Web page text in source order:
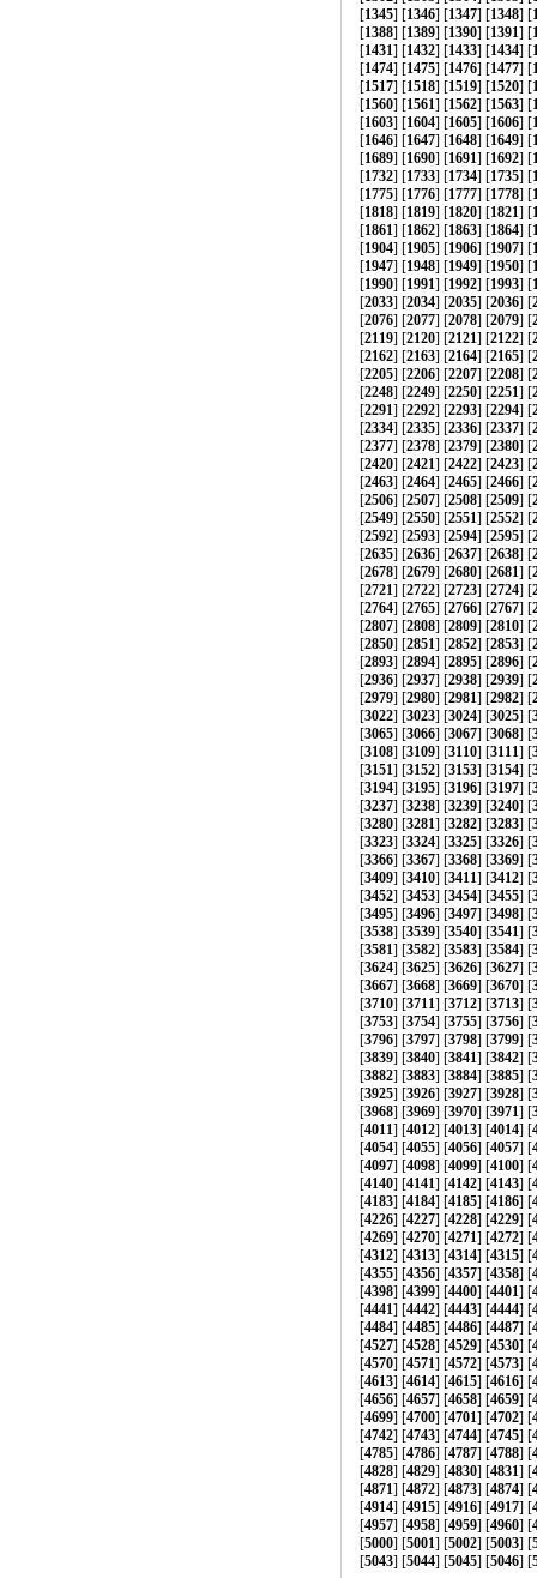
[1345] [1346] [1347] [1348] [
[1388] [1389] [1390] [1391] [
[1431] [1432] [1433] [1434] [
[1474] [1475] [1476] [1477] [
[1517] [1518] [1519] [1520] [
[1560] [1561] [1562] [1563] [
[1603] [1604] [1605] [1606] [
[1646] [1647] [1648] [1649] [
[1689] [1690] [1691] [1692] [
[1732] [1733] [1734] [1735] [
[1775] [1776] [1777] [1778] [
[1818] [1819] [1820] [1821] [
[1861] [1862] [1863] [1864] [
[1904] [1905] [1906] [1907] [
[1947] [1948] [1949] [1950] [
[1990] [1991] [1992] [1993] [
[2033] [2034] [2035] [2036] [
[2076] [2077] [2078] [2079] [
[2119] [2120] [2121] [2122] [
[2162] [2163] [2164] [2165] [
[2205] [2206] [2207] [2208] [
[2248] [2249] [2250] [2251] [
[2291] [2292] [2293] [2294] [
[2334] [2335] [2336] [2337] [
[2377] [2378] [2379] [2380] [
[2420] [2421] [2422] [2423] [
[2463] [2464] [2465] [2466] [
[2506] [2507] [2508] [2509] [
[2549] [2550] [2551] [2552] [
[2592] [2593] [2594] [2595] [
[2635] [2636] [2637] [2638] [
[2678] [2679] [2680] [2681] [
[2721] [2722] [2723] [2724] [
[2764] [2765] [2766] [2767] [
[2807] [2808] [2809] [2810] [
[2850] [2851] [2852] [2853] [
[2893] [2894] [2895] [2896] [
[2936] [2937] [2938] [2939] [
[2979] [2980] [2981] [2982] [
[3022] [3023] [3024] [3025] [
[3065] [3066] [3067] [3068] [
[3108] [3109] [3110] [3111] [
[3151] [3152] [3153] [3154] [
[3194] [3195] [3196] [3197] [
[3237] [3238] [3239] [3240] [
[3280] [3281] [3282] [3283] [
[3323] [3324] [3325] [3326] [
[3366] [3367] [3368] [3369] [
[3409] [3410] [3411] [3412] [
[3452] [3453] [3454] [3455] [
[3495] [3496] [3497] [3498] [
[3538] [3539] [3540] [3541] [
[3581] [3582] [3583] [3584] [
[3624] [3625] [3626] [3627] [
[3667] [3668] [3669] [3670] [
[3710] [3711] [3712] [3713] [
[3753] [3754] [3755] [3756] [
[3796] [3797] [3798] [3799] [
[3839] [3840] [3841] [3842] [
[3882] [3883] [3884] [3885] [
[3925] [3926] [3927] [3928] [
[3968] [3969] [3970] [3971] [
[4011] [4012] [4013] [4014] [
[4054] [4055] [4056] [4057] [
[4097] [4098] [4099] [4100] [
[4140] [4141] [4142] [4143] [
[4183] [4184] [4185] [4186] [
[4226] [4227] [4228] [4229] [
[4269] [4270] [4271] [4272] [
[4312] [4313] [4314] [4315] [
[4355] [4356] [4357] [4358] [
[4398] [4399] [4400] [4401] [
[4441] [4442] [4443] [4444] [
[4484] [4485] [4486] [4487] [
[4527] [4528] [4529] [4530] [
[4570] [4571] [4572] [4573] [
[4613] [4614] [4615] [4616] [
[4656] [4657] [4658] [4659] [
[4699] [4700] [4701] [4702] [
[4742] [4743] [4744] [4745] [
[4785] [4786] [4787] [4788] [
[4828] [4829] [4830] [4831] [
[4871] [4872] [4873] [4874] [
[4914] [4915] [4916] [4917] [
[4957] [4958] [4959] [4960] [
[5000] [5001] [5002] [5003] [
[5043] [5044] [5045] [5046] [